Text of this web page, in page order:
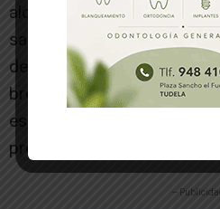
alcanza su valor completo
sabe quién lo elaboró, en
decisiones tomó la persona
brecha entre lo que se
es, precisamente, lo que
pretende abordar.
--